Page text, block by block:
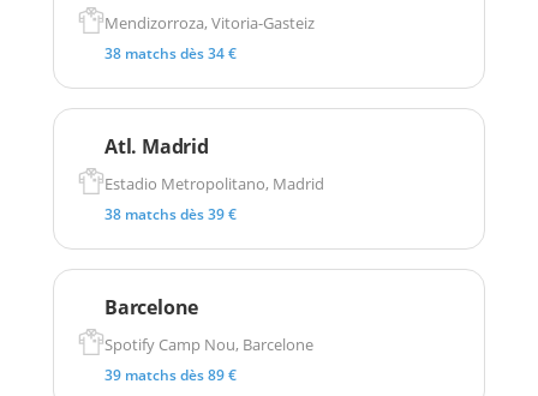
Mendizorroza, Vitoria-Gasteiz
38 matchs dès 34 €
Atl. Madrid
Estadio Metropolitano, Madrid
38 matchs dès 39 €
Barcelone
Spotify Camp Nou, Barcelone
39 matchs dès 89 €